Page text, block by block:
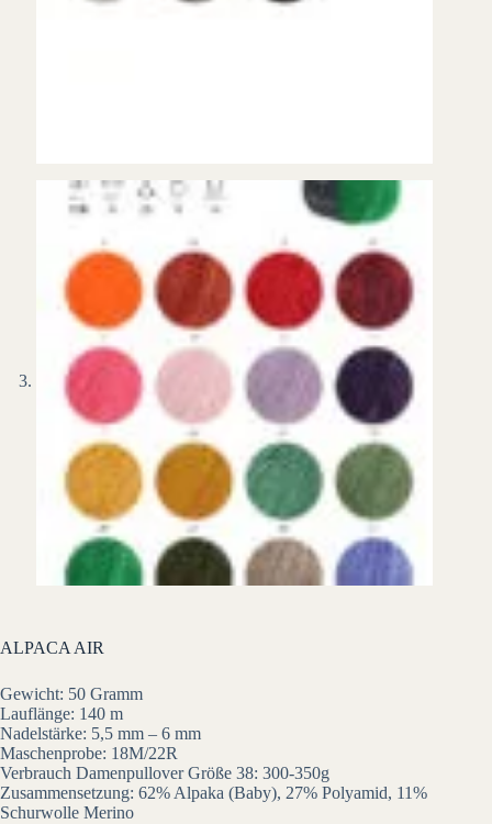
ALPACA AIR
Gewicht: 50 Gramm
Lauflänge: 140 m
Nadelstärke: 5,5 mm – 6 mm
Maschenprobe: 18M/22R
Verbrauch Damenpullover Größe 38: 300-350g
Zusammensetzung: 62% Alpaka (Baby), 27% Polyamid, 11%
Schurwolle Merino